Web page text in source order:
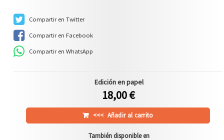
Compartir en Twitter
Compartir en Facebook
Compartir en WhatsApp
Edición en papel
18,00 €
<<< Añadir al carrito
También disponible en